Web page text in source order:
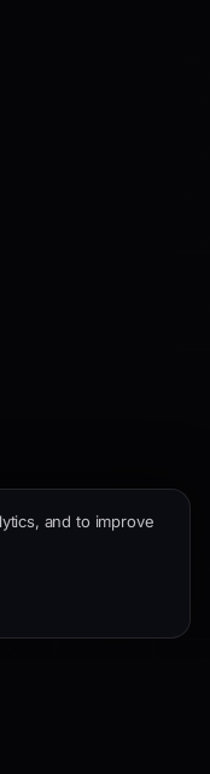
and to improve